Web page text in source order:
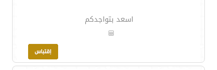
اسعد بتواجدكم